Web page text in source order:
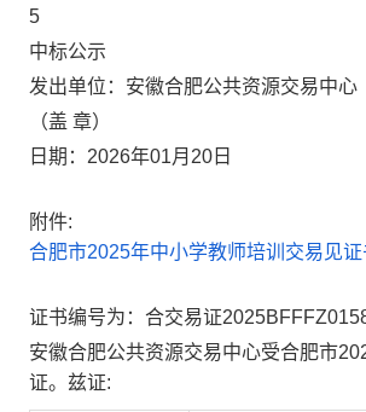
5
中标公示
发出单位：安徽合肥公共资源交易中心
（盖 章）
日期：2026年01月20日
附件:
合肥市2025年中小学教师培训交易见证
证书编号为：合交易证
安徽合肥公共资源交易中心受合肥市
证。兹证: